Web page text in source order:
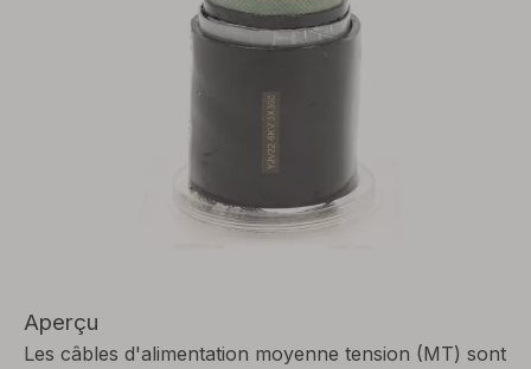
Aperçu
Les câbles d'alimentation moyenne tension (MT) sont